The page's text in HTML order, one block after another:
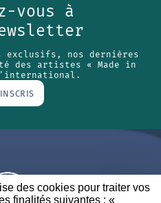
des cookies pour traiter vos
finalités suivantes : «
vous à
exclusifs, nos dernières
artistes « Made in